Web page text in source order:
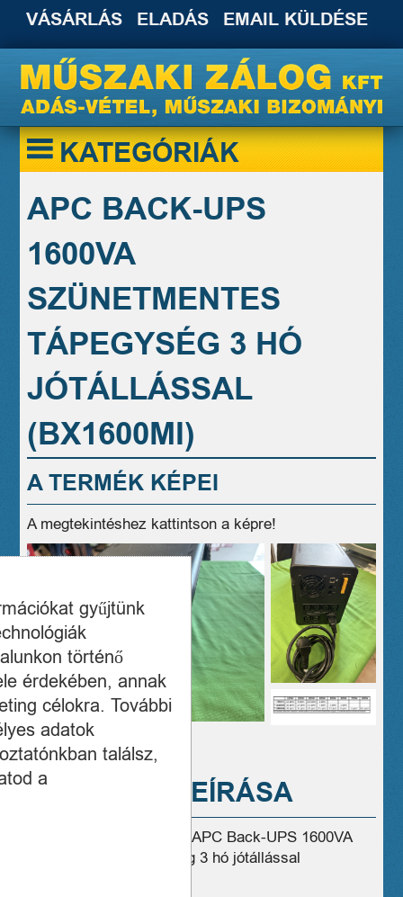
VÁSÁRLÁS ELADÁS EMAIL KÜLDÉSE
KATEGÓRIÁK
APC BACK-UPS
1600VA
SZÜNETMENTES
TÁPEGYSÉG 3 HÓ
JÓTÁLLÁSSAL
(BX1600MI)
A TERMÉK KÉPEI
A megtekintéshez kattintson a képre!
A TERMÉK LEÍRÁSA
Eladó új akkuval szerelt APC Back-UPS 1600VA
szünetmentes tápegység 3 hó jótállással
gyűjtünk
történő
érdekében, annak
célokra. További
adatok
találsz,
a